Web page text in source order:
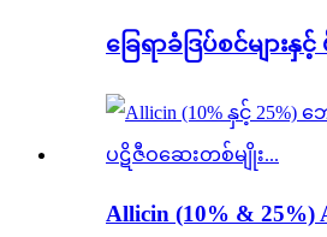
ခြေရာခံဒြပ်စင်များနှ
Allicin (10% & 25%)